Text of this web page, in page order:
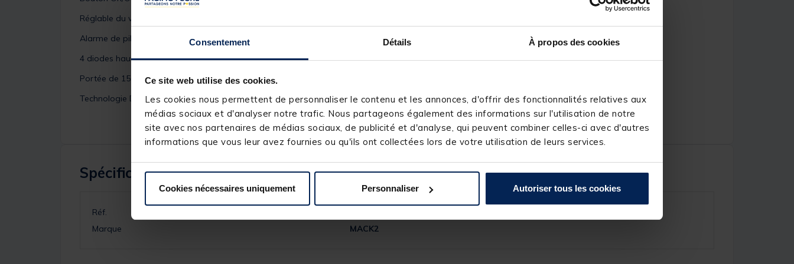
Consentement Détails À propos des cookies
Ce site web utilise des cookies.
Les cookies nous permettent de personnaliser le contenu et les annonces, d'offrir des fonctionnalités relatives aux
médias sociaux et d'analyser notre trafic. Nous partageons également des informations sur l'utilisation de notre
site avec nos partenaires de médias sociaux, de publicité et d'analyse, qui peuvent combiner celles-ci avec d'autres
informations que vous leur avez fournies ou qu'ils ont collectées lors de votre utilisation de leurs services.
Cookies nécessaires uniquement Personnaliser Autoriser tous les cookies
Réglable du volume et de la tonalité
Alarme de piles faibles
4 diodes haute visibilité (jaune, rouge, vert et bleue)
Portée de 150m environs
Technologie Digitale
Spécifications
Réf.
Marque
MACK2